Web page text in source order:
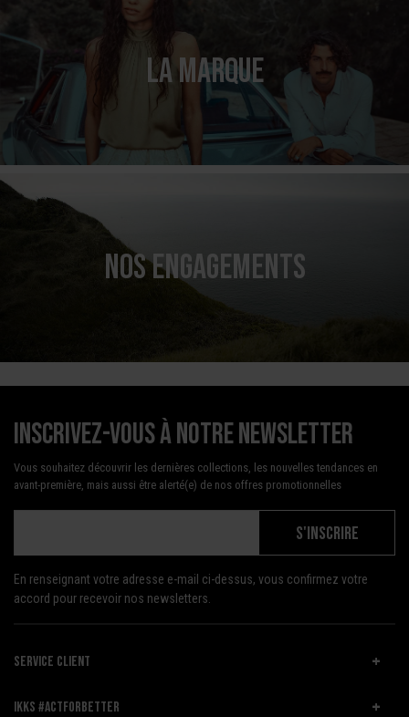
LA MARQUE
NOS ENGAGEMENTS
Inscrivez-vous à notre newsletter
Vous souhaitez découvrir les dernières collections, les nouvelles tendances en
avant-première, mais aussi être alerté(e) de nos offres promotionnelles
S'INSCRIRE
En renseignant votre adresse e-mail ci-dessus, vous confirmez votre
accord pour recevoir nos newsletters.
SERVICE CLIENT
IKKS #ACTFORBETTER